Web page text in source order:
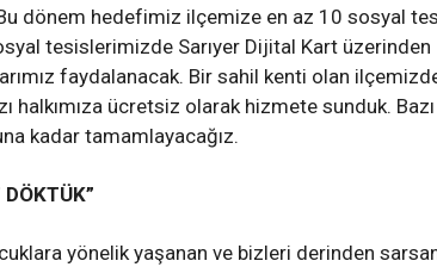
dönem hedefimiz ilçemize en az 10 sosyal
tesislerimizde Sarıyer Dijital Kart üzerinden
faydalanacak. Bir sahil kenti olan
halkımıza ücretsiz olarak hizmete sunduk. Bazı
kadar tamamlayacağız.
yönelik yaşanan ve bizleri derinden